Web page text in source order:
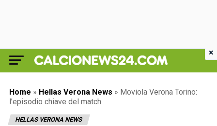
Home » Hellas Verona News » Moviola Verona Torino:
l’episodio chiave del match
HELLAS VERONA NEWS
×